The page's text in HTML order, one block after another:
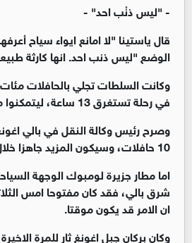
- "ليس ذنْب احد" -
قال ياستينا "لا امانع ايواء سياح
الوضع "ليس ذنب احد. انها كارثة
وكانت السلطات تجلي بالحافلات مئات
في رحلة تستغرق 13 ساعة، ليتمكنوا من مغادرة البلاد.
وصرح رئيس وكالة النقل في بالي
10 حافلات، وسيكون المزيد جاهزا خلال اليوم".
اما مطار جزيرة لومبوك الوجهة
شرق بالي، فقد كان مفتوحا امس
ان الامر قد يكون موقتا.